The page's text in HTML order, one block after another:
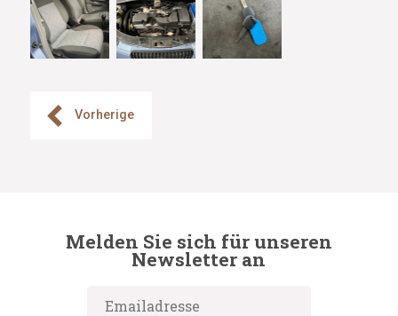
Vorherige
Melden Sie sich für unseren
Newsletter an